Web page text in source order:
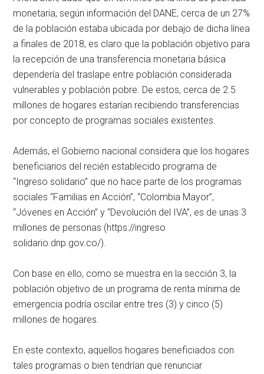
monetaria, según información del DANE, cerca de un 27%
de la población estaba ubicada por debajo de dicha línea
a finales de 2018, es claro que la población objetivo para
la recepción de una transferencia monetaria básica
dependería del traslape entre población considerada
vulnerables y población pobre. De estos, cerca de 2.5
millones de hogares estarían recibiendo transferencias
por concepto de programas sociales existentes.
Además, el Gobierno nacional considera que los hogares
beneficiarios del recién establecido programa de
“Ingreso solidario” que no hace parte de los programas
sociales “Familias en Acción”, “Colombia Mayor”,
“Jóvenes en Acción” y “Devolución del IVA”, es de unas 3
millones de personas (https://ingreso
solidario.dnp.gov.co/).
Con base en ello, como se muestra en la sección 3, la
población objetivo de un programa de renta mínima de
emergencia podría oscilar entre tres (3) y cinco (5)
millones de hogares.
En este contexto, aquellos hogares beneficiados con
tales programas o bien tendrían que renunciar